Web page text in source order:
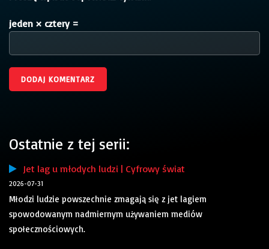
jeden × cztery =
Ostatnie z tej serii:
Jet lag u młodych ludzi | Cyfrowy świat
2026-07-31
Młodzi ludzie powszechnie zmagają się z jet lagiem
spowodowanym nadmiernym używaniem mediów
społecznościowych.